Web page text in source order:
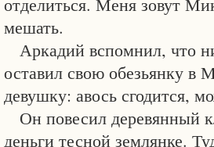
мешать.
Аркадий вспомнил, что
оставил свою обезьянку в
девушку: авось сгодится,
Он повесил деревянный
деньги тесной землянке.